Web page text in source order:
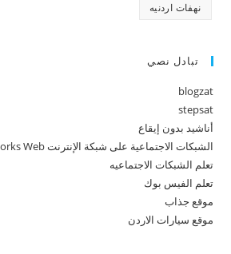
نهفات اردنيه
تبادل نصي
blogzat
stepsat
أناشيد بدون إيقاع
الشبكات الاجتماعية على شبكة الإنترنت Social Networks Web
تعلم الشبكات الاجتماعيه
تعلم الفيس بوك
موقع جذاب
موقع سيارات الاردن